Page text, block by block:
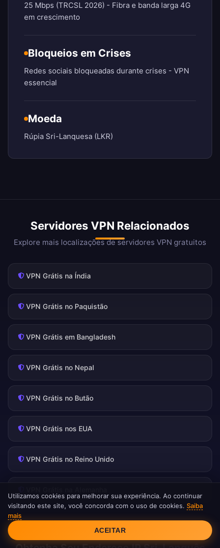
25 Mbps (TRCSL 2026) - Fibra e banda larga 4G
em crescimento
Bloqueios em Crises
Redes sociais bloqueadas durante crises - VPN
essencial
Moeda
Rúpia Sri-Lanquesa (LKR)
Servidores VPN Relacionados
Explore mais localizações de servidores VPN gratuitos
VPN Grátis na Índia
VPN Grátis no Paquistão
VPN Grátis em Bangladesh
VPN Grátis no Nepal
VPN Grátis no Butão
VPN Grátis nos EUA
VPN Grátis no Reino Unido
Consentimento de Cookies
Utilizamos cookies para melhorar sua experiência. Ao continuar
visitando este site, você concorda com o uso de cookies. Saiba
mais
ACEITAR